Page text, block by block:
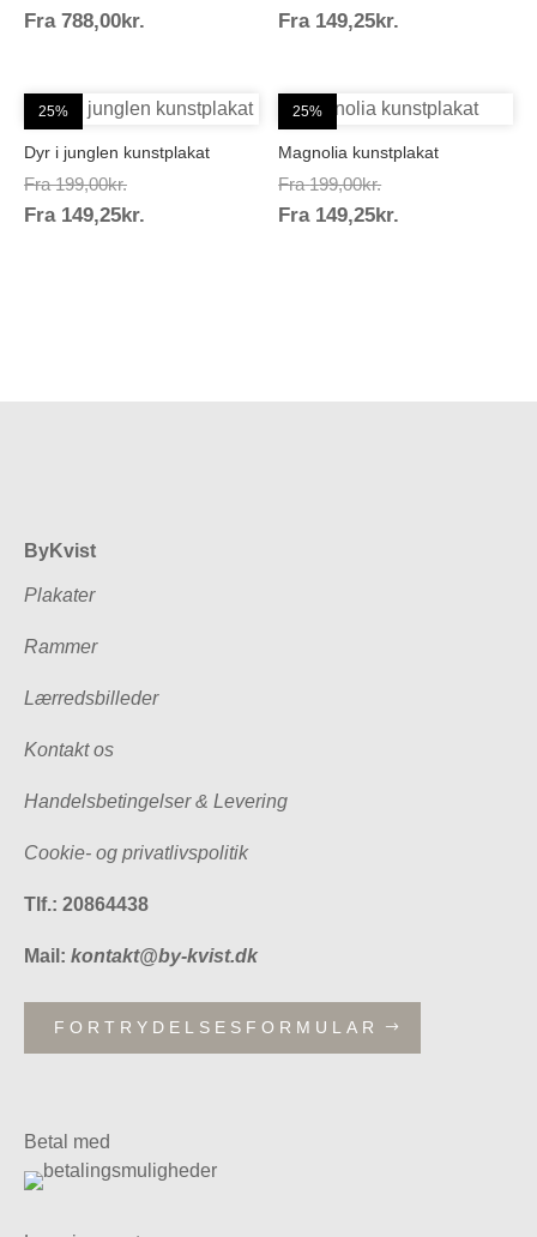
985,00kr.
Fra 788,00kr.
199,00kr.
Fra 149,25kr.
25%
Dyr i junglen kunstplakat
Fra 199,00kr.Prisinterval:
199,00kr.
Fra 149,25kr.
25%
Magnolia kunstplakat
Fra 199,00kr.Prisinterval:
199,00kr.
Fra 149,25kr.
ByKvist
Plakater
Rammer
Lærredsbilleder
Kontakt os
Handelsbetingelser & Levering
Cookie- og privatlivspolitik
Tlf.: 20864438
Mail: kontakt@by-kvist.dk
FORTRYDELSESFORMULAR
Betal med